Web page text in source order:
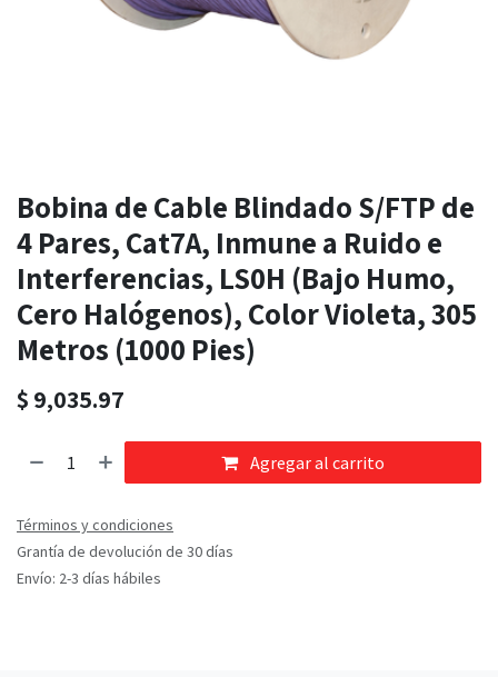
Bobina de Cable Blindado S/FTP de
4 Pares, Cat7A, Inmune a Ruido e
Interferencias, LS0H (Bajo Humo,
Cero Halógenos), Color Violeta, 305
Metros (1000 Pies)
$ 9,035.97
Agregar al carrito
Términos y condiciones
Grantía de devolución de 30 días
Envío: 2-3 días hábiles